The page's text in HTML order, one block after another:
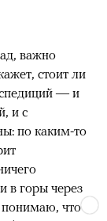
важно
стоит ли
— и
и с
по каким-то
в горы через
понимаю, что